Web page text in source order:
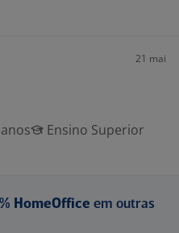
21 mai
Ensino Superior
HomeOffice em outras